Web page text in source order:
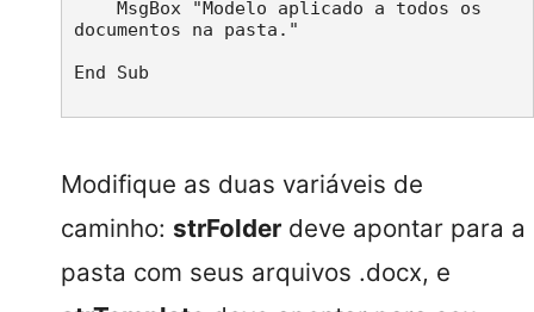
documentos na pasta."
End Sub
Modifique as duas variáveis de
caminho: strFolder deve apontar para a
pasta com seus arquivos .docx, e